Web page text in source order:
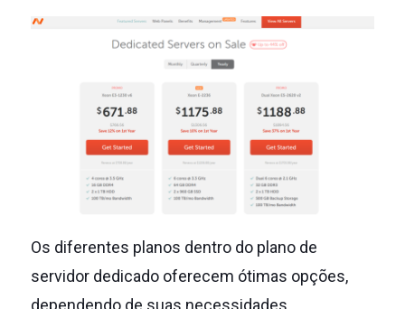
Os diferentes planos dentro do plano de
servidor dedicado oferecem ótimas opções,
dependendo de suas necessidades